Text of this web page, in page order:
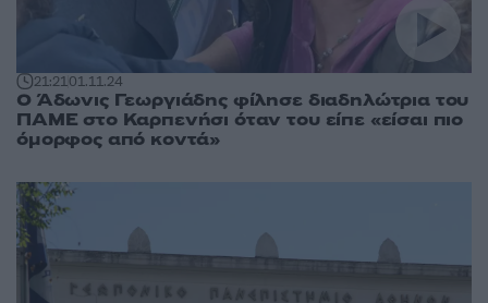
21:2101.11.24
O Άδωνις Γεωργιάδης φίλησε διαδηλώτρια του
ΠΑΜΕ στο Καρπενήσι όταν του είπε «είσαι πιο
όμορφος από κοντά»